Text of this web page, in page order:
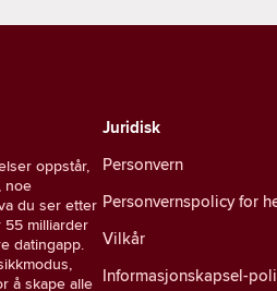
oppstår,
noe
du ser etter
55 milliarder
datingapp.
å skape alle
Juridisk
Personvern
Personvernspolicy for
Vilkår
Informasjonskapsel-